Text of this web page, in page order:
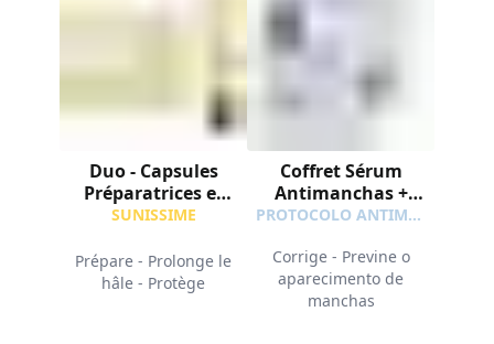
Duo - Capsules
Préparatrices et
Protection Visage
SUNISSIME
Prépare - Prolonge le
hâle - Protège
Coffret Sérum
Antimanchas +
Fluido Solar SPF50+
PROTOCOLO ANTIMANCHAS
Corrige - Previne o
aparecimento de
manchas